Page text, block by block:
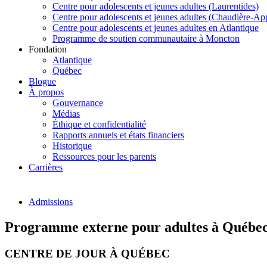
Centre pour adolescents et jeunes adultes (Laurentides)
Centre pour adolescents et jeunes adultes (Chaudière-
Centre pour adolescents et jeunes adultes en Atlantique
Programme de soutien communautaire à Moncton
Fondation
Atlantique
Québec
Blogue
À propos
Gouvernance
Médias
Éthique et confidentialité
Rapports annuels et états financiers
Historique
Ressources pour les parents
Carrières
Admissions
Programme externe pour adultes à
CENTRE DE JOUR À QUÉBEC